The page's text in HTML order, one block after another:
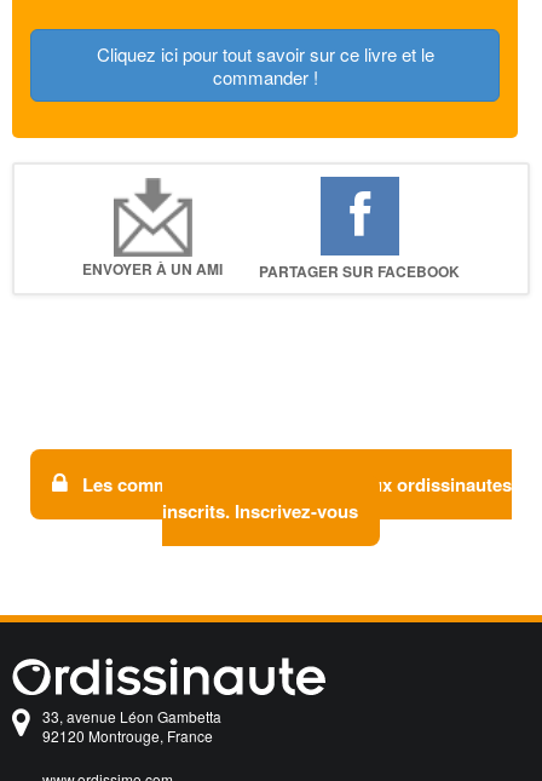
Cliquez ici pour tout savoir sur ce livre et le
commander !
ENVOYER À UN AMI PARTAGER SUR FACEBOOK
Les commentaires sont réservés aux ordissinautes
inscrits. Inscrivez-vous
33, avenue Léon Gambetta
92120 Montrouge, France